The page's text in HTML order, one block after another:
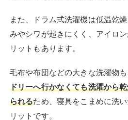
おり、少ない水量で効率的な洗
標準的な容量である11kgタイプ
洗濯機のタイプ 容量 必
ドラム式洗濯機 11kg 約